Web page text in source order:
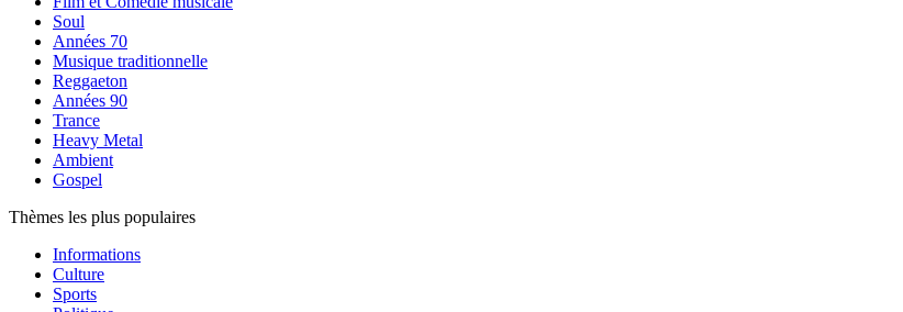
Soul
Années 70
Musique traditionnelle
Reggaeton
Années 90
Trance
Heavy Metal
Ambient
Gospel
Thèmes les plus populaires
Informations
Culture
Sports